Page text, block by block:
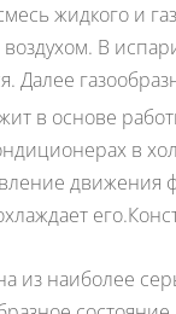
жидкого и
В
Далее
в основе
в
движения
из наиболее